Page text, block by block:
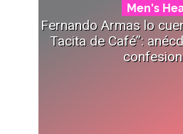
Men's
Fernando Armas lo
Tacita de Café”: